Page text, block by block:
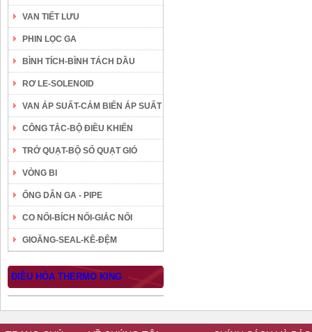
VAN TIẾT LƯU
PHIN LỌC GA
BÌNH TÍCH-BÌNH TÁCH DẦU
RƠ LE-SOLENOID
VAN ÁP SUẤT-CẢM BIẾN ÁP SUẤT
CÔNG TẮC-BỘ ĐIỀU KHIỂN
TRỞ QUẠT-BỘ SỐ QUẠT GIÓ
VÒNG BI
ỐNG DẪN GA - PIPE
CO NỐI-BÍCH NỐI-GIẮC NỐI
GIOĂNG-SEAL-KÊ-ĐỆM
ĐIỀU HÒA THERMO KING